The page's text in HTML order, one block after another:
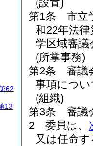
(設置)
第1条
市立
和22年法律
学区域審議
(所掌事務)
第2条
審議
事項につ
(組織)
第3条
審議
2
委員は、
又は任命
62
13